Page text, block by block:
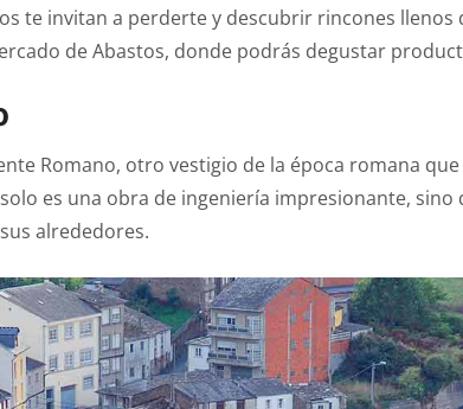
te invitan a perderte y descubrir rincones llenos
de Abastos, donde podrás degustar
Romano, otro vestigio de la época romana
es una obra de ingeniería impresionante, sino
alrededores.